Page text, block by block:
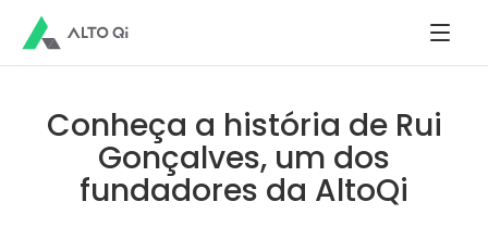
Conheça a história de Rui
Gonçalves, um dos
fundadores da AltoQi